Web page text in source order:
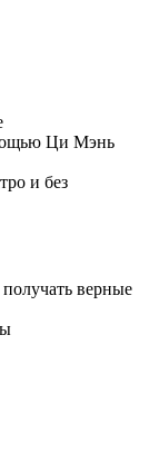
Ци Мэнь
и без
верные